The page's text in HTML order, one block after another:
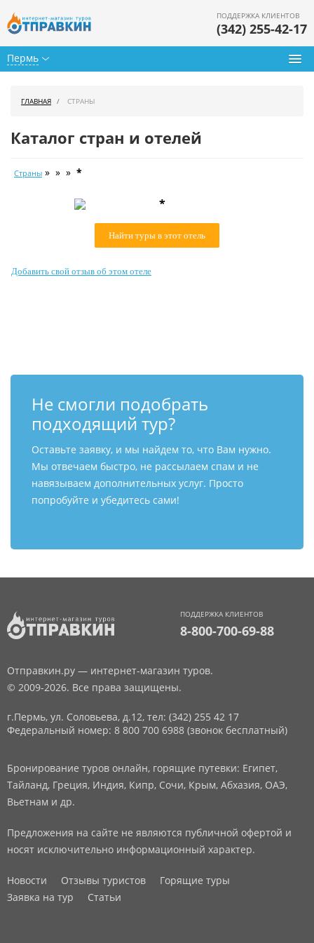
Пермь
ПОДДЕРЖКА КЛИЕНТОВ
(342) 255-42-17
Календарь туров
Как купить
ГЛАВНАЯ СТРАНЫ
Каталог стран и отелей
Страны » » » *
*
Найти туры в этот отель
Добавить свой отзыв об этом отеле
Не смогли подобрать
подходящий тур?
Оставьте заявку, и мы найдем то, что Вам нужно.
Мы отвечаем быстро, не рассылаем спам и не
навязываем дополнительных услуг. Просто
попробуйте и убедитесь сами!
ПОДДЕРЖКА КЛИЕНТОВ
8-800-700-69-88
Отправкин.ру — интернет-магазин туров.
© 2009-2026. Все права защищены.
г.Пермь, ул. Соловьева, д.12, тел: (342) 255 42 17
Федеральный номер: 8 800 700 6988 (звонок бесплатный)
Бронирование туров онлайн, горящие путевки: Египет,
Тайланд, Греция, Индия, Кипр, Сочи, Крым, Абхазия, ОАЭ,
Вьетнам и др.
Предложения на сайте не являются публичной офертой и
носят исключительно информационный характер.
Новости Отзывы туристов
Горящие туры
Заявка на тур
Статьи